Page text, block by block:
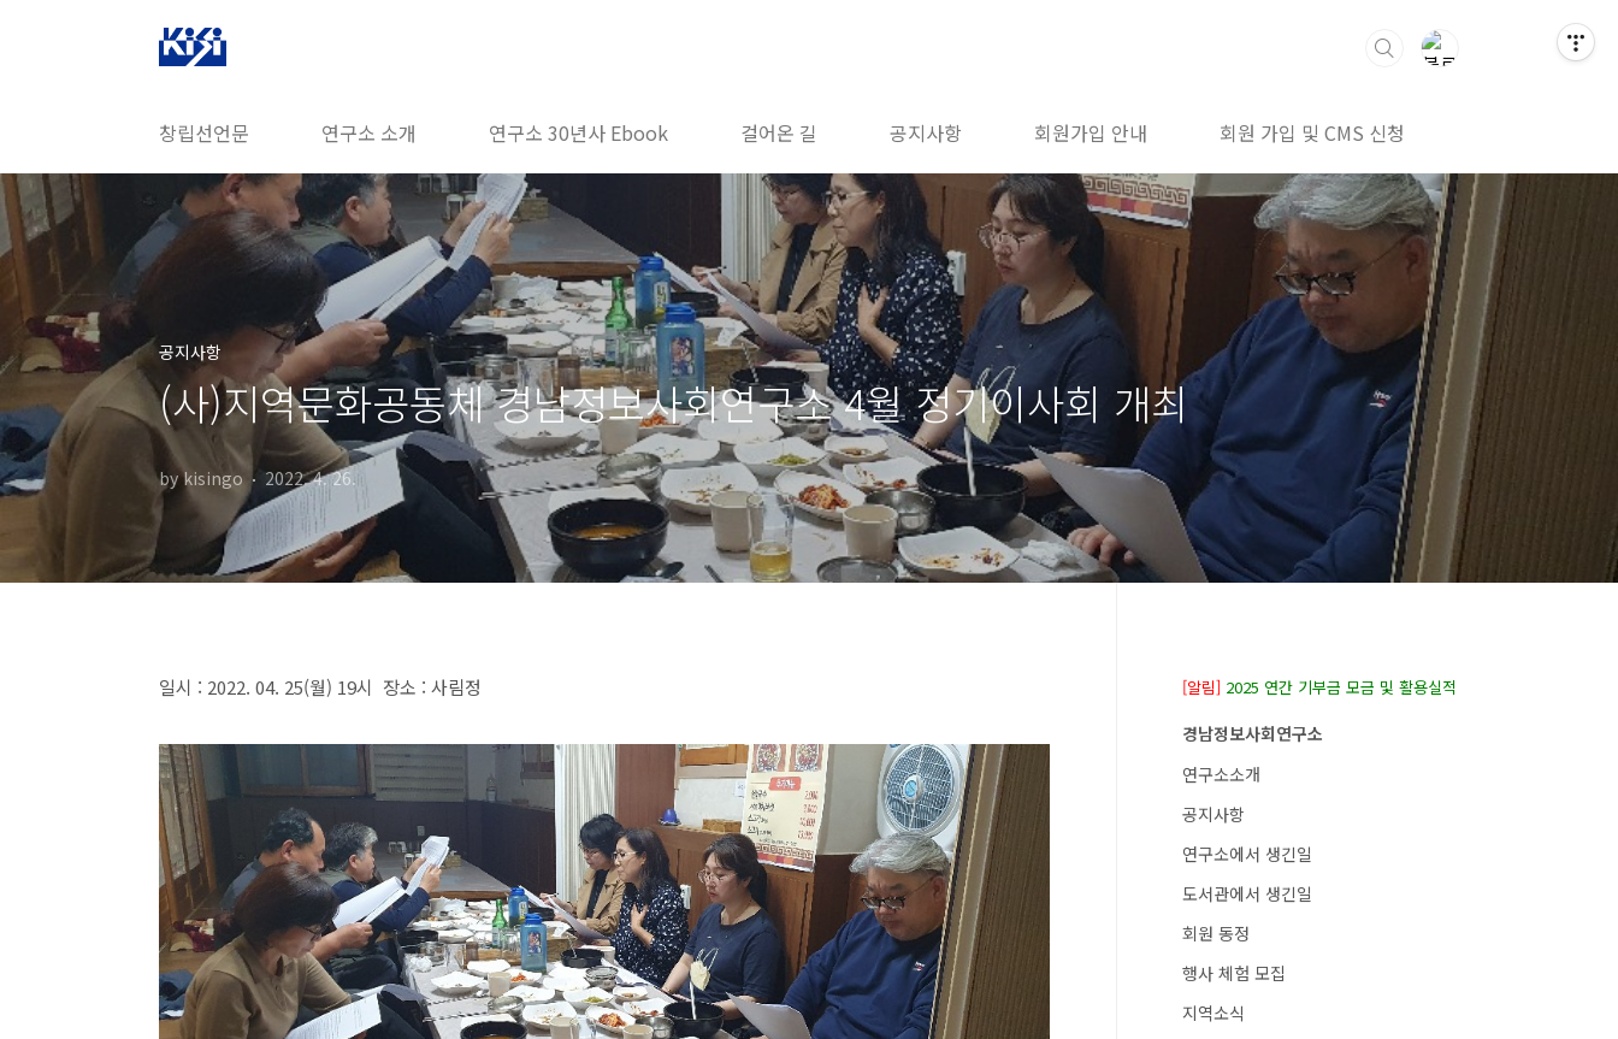
창립선언문 연구소 소개 연구소 30년사 Ebook 걸어온 길 공지사항 회원가입 안내 회원 가입 및 CMS 신청
공지사항
(사)지역문화공동체 경남정보사회연구소 4월 정기이사회 개최
by kisingo 2022. 4. 26.
일시 : 2022. 04. 25(월) 19시 장소 : 사림정 [알림] 2025 연간 기부금 모금 및 활용실적
경남정보사회연구소
연구소소개
공지사항
연구소에서 생긴일
도서관에서 생긴일
회원 동정
행사 체험 모집
지역소식